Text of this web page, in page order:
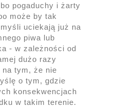
pogaduchy i żarty
może by tak
uciekają już na
piwa lub
- w zależności od
dużo razy
na tym, że nie
o tym, gdzie
konsekwencjach
w takim terenie.